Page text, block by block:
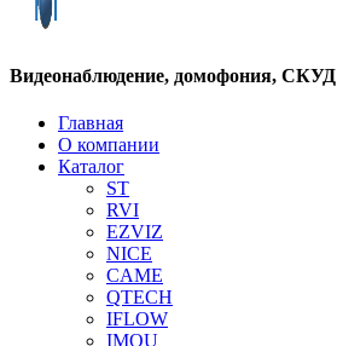
Видеонаблюдение, домофония, СКУД
Главная
О компании
Каталог
ST
RVI
EZVIZ
NICE
CAME
QTECH
IFLOW
IMOU